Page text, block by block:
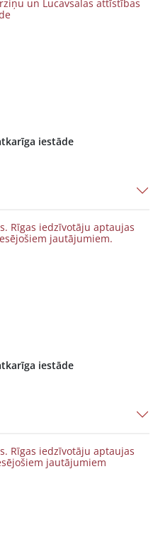
un Lucavsalas attīstības
iestāde
Rīgas iedzīvotāju aptaujas
jautājumiem.
iestāde
Rīgas iedzīvotāju aptaujas
jautājumiem